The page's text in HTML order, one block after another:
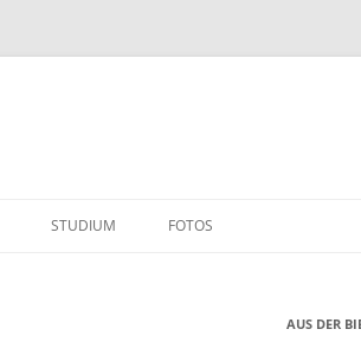
STUDIUM FOTOS
AUS DER